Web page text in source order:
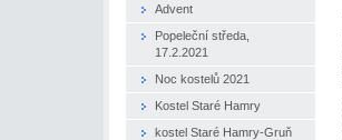
Advent
Popeleční středa,
17.2.2021
Noc kostelů 2021
Kostel Staré Hamry
kostel Staré Hamry-Gruň